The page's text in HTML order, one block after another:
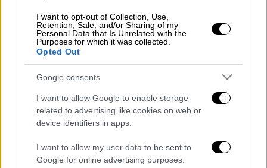
I want to opt-out of Collection, Use,
Retention, Sale, and/or Sharing of my
Personal Data that Is Unrelated with the
Purposes for which it was collected.
Opted Out
Google consents
I want to allow Google to enable storage
related to advertising like cookies on web or
device identifiers in apps.
I want to allow my user data to be sent to
Google for online advertising purposes.
βρέθηκε επιτραπέζιο παιχνίδι των «50
Αποχρώσεων του Γκρι», όπως επίσης και ένα
βιβλίο που περιείχε σχέδια και γραπτά,
επίσης πορνογραφικού χαρακτήρα του ίδιου
του Walker.
Ο εισαγγελέας που ανέλαβε την υπόθεση
δήλωσε πως δεν υπάρχουν εκείνα τα
στοιχεία για να χαρακτηριστεί ο θάνατος του
37χρονου ως «αυτοκτονία» και πως από την